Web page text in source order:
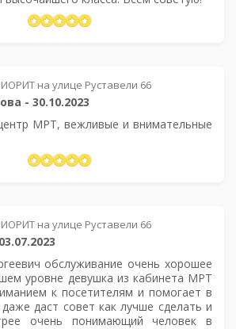
на улице Руставели 66
- 30.10.2023
МРТ, вежливые и внимательные
на улице Руставели 66
03.07.2023
обслуживание очень хорошее
уровне девушка из кабинета МРТ
к посетителям и помогает в
даст совет как лучше сделать и
очень понимающий человек в